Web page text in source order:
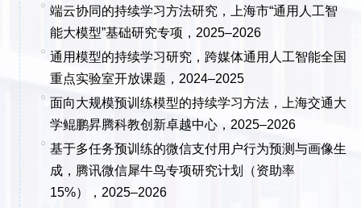
端云协同的持续学习方法研究，上海市“通用人工智
能大模型”基础研究专项，2025–2026
通用模型的持续学习研究，跨媒体通用人工智能全国
重点实验室开放课题，2024–2025
面向大规模预训练模型的持续学习方法，上海交通大
学鲲鹏昇腾科教创新卓越中心，2025–2026
基于多任务预训练的微信支付用户行为预测与画像生
成，腾讯微信犀牛鸟专项研究计划
（资助率
15%）
，2025–2026